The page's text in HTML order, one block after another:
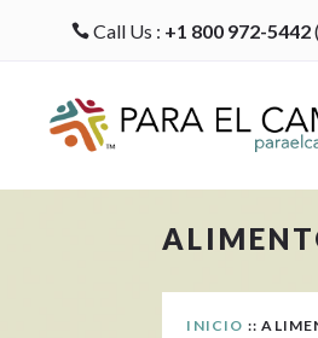
Call Us : +1 800 972-5442
INICIO ::